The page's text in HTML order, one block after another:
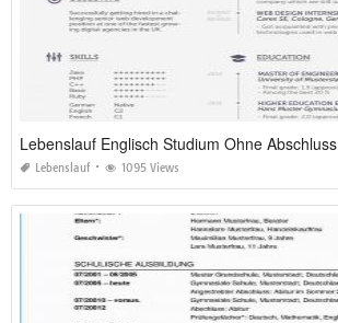
Lebenslauf Englisch Studium Ohne Abschluss
Lebenslauf 1095 Views